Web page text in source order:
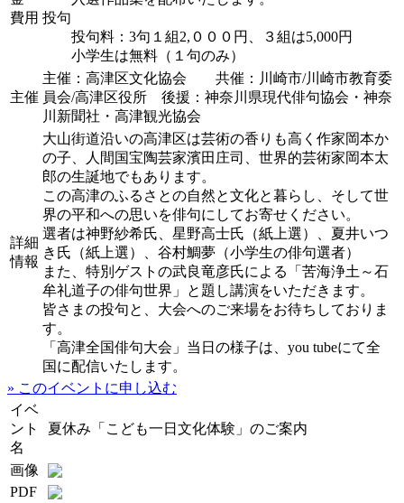
費用 投句
投句料：3句１組2,０００円、３組は5,000円
小学生は無料（１句のみ）
主催
主催：高津区文化協会 共催：川崎市/川崎市教育委
員会/高津区役所 後援：神奈川県現代俳句協会・神奈
川新聞社・高津観光協会
詳細
情報
大山街道沿いの高津区は芸術の香りも高く作家岡本か
の子、人間国宝陶芸家濱田庄司、世界的芸術家岡本太
郎の生誕地でもあります。
この高津のふるさとの自然と文化と暮らし、そして世
界の平和への思いを俳句にしてお寄せください。
選者は神野紗希氏、星野高士氏（紙上選）、夏井いつ
き氏（紙上選）、谷村鯛夢（小学生の俳句選者）
また、特別ゲストの武良竜彦氏による「苦海浄土～石
牟礼道子の俳句世界」と題し講演をいただきます。
皆さまの投句と、大会へのご来場をお待ちしておりま
す。
「高津全国俳句大会」当日の様子は、you tubeにて全
国に配信いたします。
» このイベントに申し込む
イベ
ント
名
夏休み「こども一日文化体験」のご案内
画像
PDF